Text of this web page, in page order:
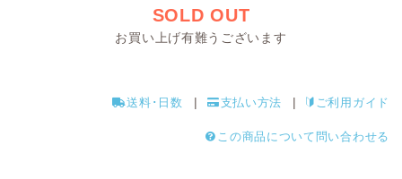
SOLD OUT
お買い上げ有難うございます
送料･日数 支払い方法 ご利用ガイド
この商品について問い合わせる